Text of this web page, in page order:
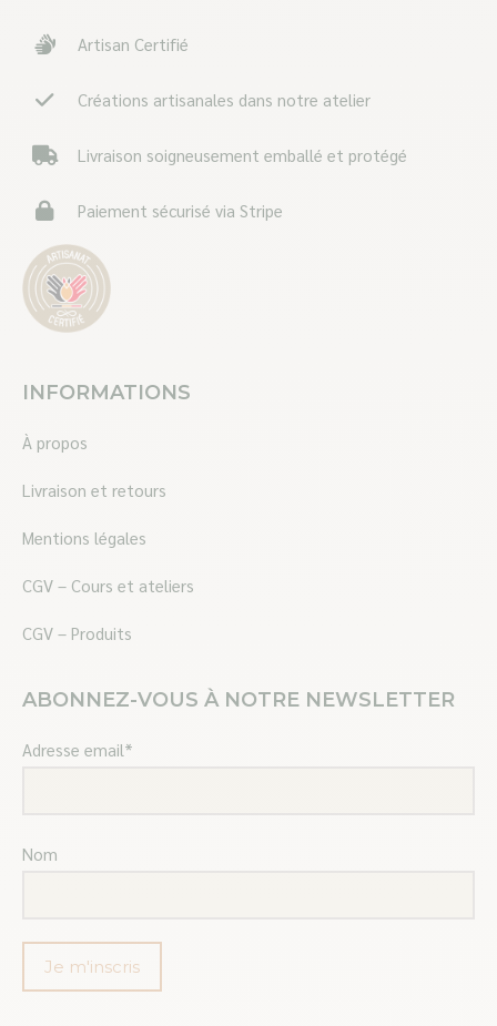
new
new new
Artisan Certifié
Créations artisanales dans notre atelier
Livraison soigneusement emballé et protégé
Paiement sécurisé via Stripe
INFORMATIONS
À propos
Livraison et retours
Mentions légales
CGV – Cours et ateliers
CGV – Produits
ABONNEZ-VOUS À NOTRE NEWSLETTER
Adresse email*
Nom